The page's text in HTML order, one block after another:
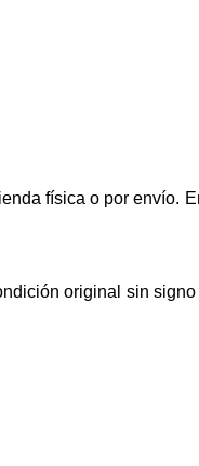
física o por envío.
original sin